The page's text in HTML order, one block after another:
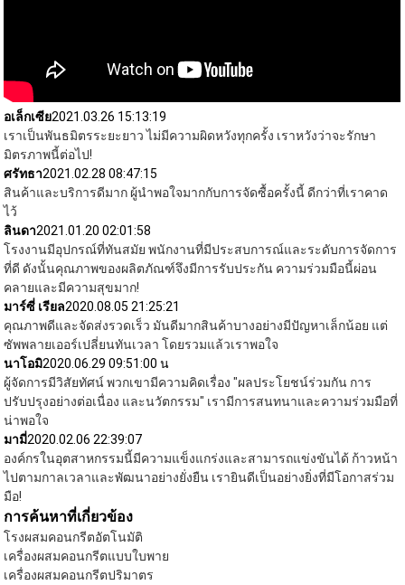
อเล็กเซีย2021.03.26 15:13:19
เราเป็นพันธมิตรระยะยาว ไม่มีความผิดหวังทุกครั้ง เราหวังว่าจะรักษา
มิตรภาพนี้ต่อไป!
ศรัทธา2021.02.28 08:47:15
สินค้าและบริการดีมาก ผู้นำพอใจมากกับการจัดซื้อครั้งนี้ ดีกว่าที่เราคาด
ไว้
ลินดา2021.01.20 02:01:58
โรงงานมีอุปกรณ์ที่ทันสมัย ​​พนักงานที่มีประสบการณ์และระดับการจัดการ
ที่ดี ดังนั้นคุณภาพของผลิตภัณฑ์จึงมีการรับประกัน ความร่วมมือนี้ผ่อน
คลายและมีความสุขมาก!
มาร์ซี่ เรียล2020.08.05 21:25:21
คุณภาพดีและจัดส่งรวดเร็ว มันดีมากสินค้าบางอย่างมีปัญหาเล็กน้อย แต่
ซัพพลายเออร์เปลี่ยนทันเวลา โดยรวมแล้วเราพอใจ
นาโอมิ2020.06.29 09:51:00 น
ผู้จัดการมีวิสัยทัศน์ พวกเขามีความคิดเรื่อง "ผลประโยชน์ร่วมกัน การ
ปรับปรุงอย่างต่อเนื่อง และนวัตกรรม" เรามีการสนทนาและความร่วมมือที่
น่าพอใจ
มามี่2020.02.06 22:39:07
องค์กรในอุตสาหกรรมนี้มีความแข็งแกร่งและสามารถแข่งขันได้ ก้าวหน้า
ไปตามกาลเวลาและพัฒนาอย่างยั่งยืน เรายินดีเป็นอย่างยิ่งที่มีโอกาสร่วม
มือ!
การค้นหาที่เกี่ยวข้อง
โรงผสมคอนกรีตอัตโนมัติ
เครื่องผสมคอนกรีตแบบใบพาย
เครื่องผสมคอนกรีตปริมาตร